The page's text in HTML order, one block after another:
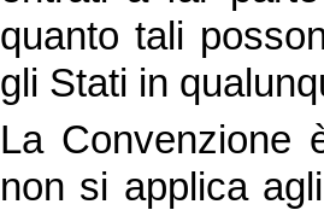
quanto tali
gli Stati in
La Convenzione
non si applica